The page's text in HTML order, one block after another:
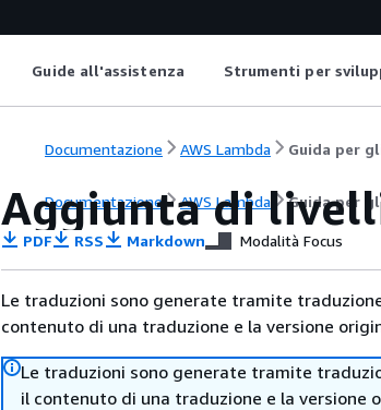
Guide all'assistenza Strumenti per
Documentazione AWS Lambda Guida per
Documentazione AWS Lambda Guida per
Aggiunta di
PDF RSS Markdown Modalità Focus
Le traduzioni sono generate tramite
contenuto di una traduzione e la versione
Le traduzioni sono generate tramite
il contenuto di una traduzione e la versione